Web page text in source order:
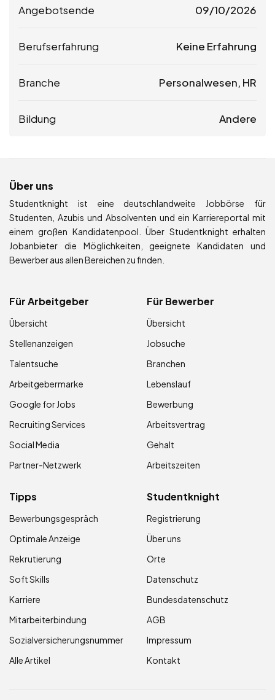
Angebotsende 09/10/2026
Berufserfahrung Keine Erfahrung
Branche Personalwesen, HR
Bildung Andere
Über uns
Studentknight ist eine deutschlandweite Jobbörse für
Studenten, Azubis und Absolventen und ein Karriereportal mit
einem großen Kandidatenpool. Über Studentknight erhalten
Jobanbieter die Möglichkeiten, geeignete Kandidaten und
Bewerber aus allen Bereichen zu finden.
Für Arbeitgeber
Übersicht
Stellenanzeigen
Talentsuche
Arbeitgebermarke
Google for Jobs
Recruiting Services
Social Media
Partner-Netzwerk
Für Bewerber
Übersicht
Jobsuche
Branchen
Lebenslauf
Bewerbung
Arbeitsvertrag
Gehalt
Arbeitszeiten
Tipps
Bewerbungsgespräch
Optimale Anzeige
Rekrutierung
Soft Skills
Karriere
Mitarbeiterbindung
Sozialversicherungsnummer
Alle Artikel
Studentknight
Registrierung
Über uns
Orte
Datenschutz
Bundesdatenschutz
AGB
Impressum
Kontakt